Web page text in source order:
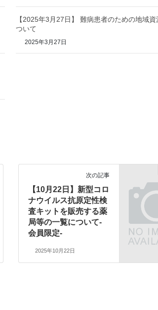
【2025年3月27日】 難病患者のための地域資
ついて
2025年3月27日
次の記事
【10月22日】新型コロ
ナウイルス抗原定性検
査キットを販売する薬
局等の一覧について-
会員限定-
2025年10月22日